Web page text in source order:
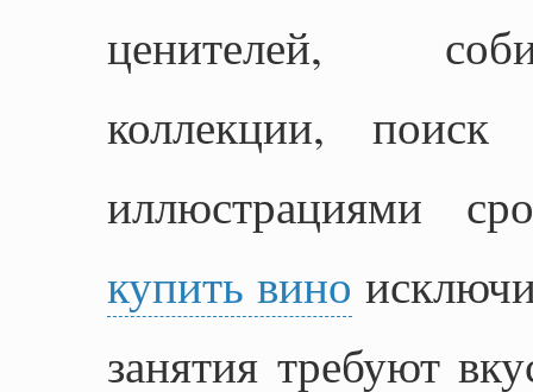
ценителей,
коллекции,
иллюстрациями
купить вино
занятия требуют